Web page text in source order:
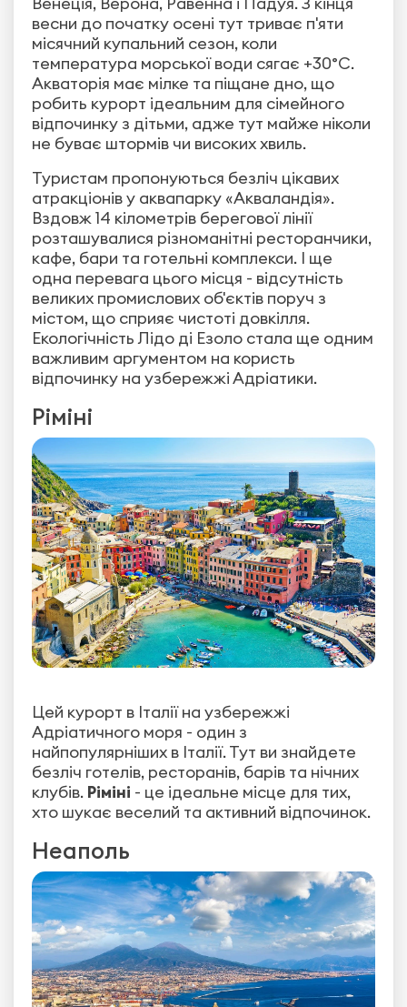
весни до початку осені тут триває п'яти
місячний купальний сезон, коли
температура морської води сягає +30°С.
Акваторія має мілке та піщане дно, що
робить курорт ідеальним для сімейного
відпочинку з дітьми, адже тут майже ніколи
не буває штормів чи високих хвиль.
Туристам пропонуються безліч цікавих
атракціонів у аквапарку «Акваландія».
Вздовж 14 кілометрів берегової лінії
розташувалися різноманітні ресторанчики,
кафе, бари та готельні комплекси. І ще
одна перевага цього місця - відсутність
великих промислових об'єктів поруч з
містом, що сприяє чистоті довкілля.
Екологічність Лідо ді Езоло стала ще одним
важливим аргументом на користь
відпочинку на узбережжі Адріатики.
Ріміні
Цей курорт в Італії на узбережжі
Адріатичного моря - один з
найпопулярніших в Італії. Тут ви знайдете
безліч готелів, ресторанів, барів та нічних
клубів. Ріміні - це ідеальне місце для тих,
хто шукає веселий та активний відпочинок.
Неаполь